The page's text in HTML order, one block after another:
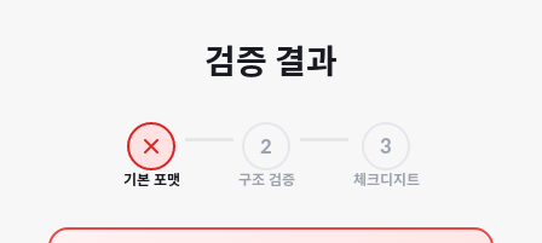
검증 결과
기본 포맷
2
구조 검증
3
체크디지트